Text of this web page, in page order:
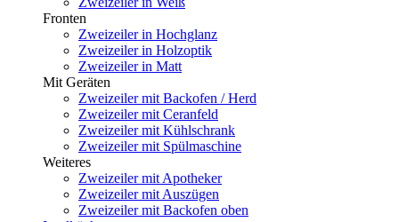
Fronten
Zweizeiler in Hochglanz
Zweizeiler in Holzoptik
Zweizeiler in Matt
Mit Geräten
Zweizeiler mit Backofen / Herd
Zweizeiler mit Ceranfeld
Zweizeiler mit Kühlschrank
Zweizeiler mit Spülmaschine
Weiteres
Zweizeiler mit Apotheker
Zweizeiler mit Auszügen
Zweizeiler mit Backofen oben